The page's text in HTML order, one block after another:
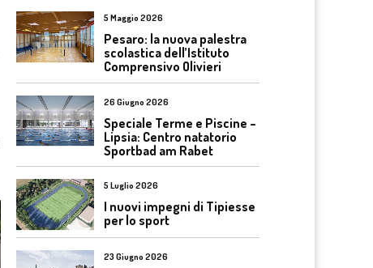
5 Maggio 2026
Pesaro: la nuova palestra
scolastica dell’Istituto
Comprensivo Olivieri
26 Giugno 2026
Speciale Terme e Piscine –
Lipsia: Centro natatorio
Sportbad am Rabet
5 Luglio 2026
I nuovi impegni di Tipiesse
per lo sport
23 Giugno 2026